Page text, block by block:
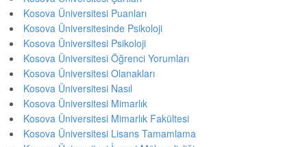
Kosova Üniversitesi Puanları
Kosova Üniversitesinde Psikoloji
Kosova Üniversitesi Psikoloji
Kosova Üniversitesi Öğrenci Yorumları
Kosova Üniversitesi Olanakları
Kosova Üniversitesi Nasıl
Kosova Üniversitesi Mimarlık
Kosova Üniversitesi Mimarlık Fakültesi
Kosova Üniversitesi Lisans Tamamlama